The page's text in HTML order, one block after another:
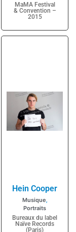
MaMA Festival
& Convention –
2015
Hein Cooper
Musique,
Portraits
Bureaux du label
Naïve Records
(Paris)